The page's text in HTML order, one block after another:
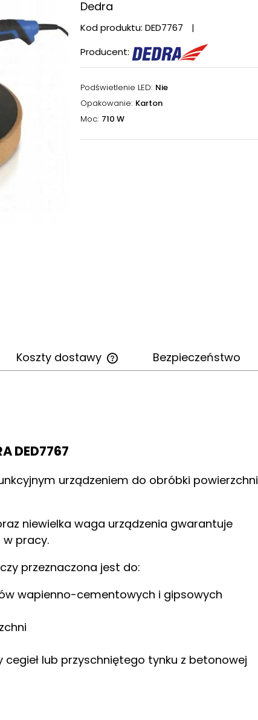
Dedra
Kod produktu: DED7767
Producent:
Podświetlenie LED Nie
Opakowanie Karton
Moc 710 W
Koszty dostawy Bezpieczeństwo
DED7767
urządzeniem do obróbki powierzchni
niewielka waga urządzenia gwarantuje
w pracy.
przeznaczona jest do:
wapienno-cementowych i gipsowych
lub przyschniętego tynku z betonowej